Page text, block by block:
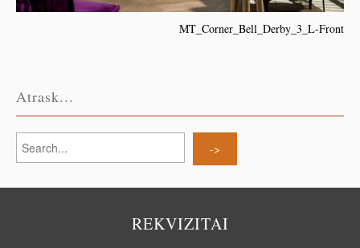
MT_Corner_Bell_Derby_3_L-Front
Atrask...
REKVIZITAI